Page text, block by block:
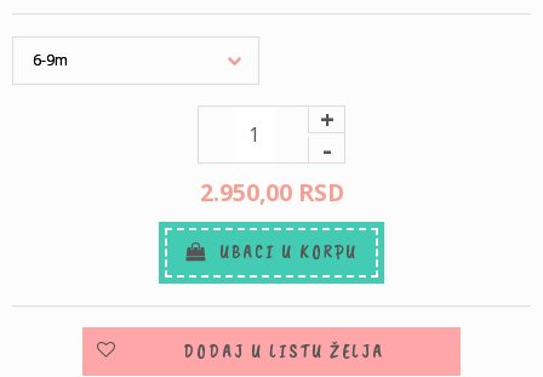
+
-
2.950,00 RSD
UBACI U KORPU
DODAJ U LISTU ŽELJA